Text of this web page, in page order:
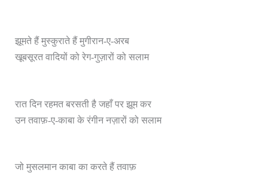
झूमते हैं मुस्कुराते हैं मुगीरान-ए-अरब
खूबसूरत वादियों को रेग-गुज़ारों को सलाम
रात दिन रहमत बरसती है जहाँ पर झूम कर
उन तवाफ़-ए-काबा के रंगीन नज़ारों को सलाम
जो मुसलमान काबा का करते हैं तवाफ़